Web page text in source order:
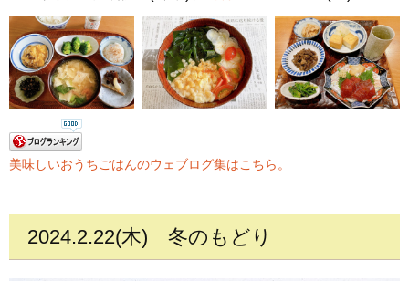
美味しいおうちごはんのウェブログ集はこちら。
2024.2.22(木) 冬のもどり